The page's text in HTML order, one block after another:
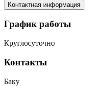
Контактная информация
График работы
Круглосуточно
Контакты
Баку